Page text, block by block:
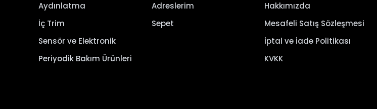
Aydınlatma
İç Trim
Sensör ve Elektronik
Periyodik Bakım Ürünleri
Adreslerim
Sepet
Hakkımızda
Mesafeli Satış Sözleşmesi
İptal ve İade Politikası
KVKK